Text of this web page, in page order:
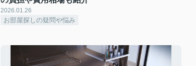
2026.01.26
お部屋探しの疑問や悩み